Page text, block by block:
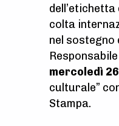
colta
nel
mercoledì
culturale”
Stampa.